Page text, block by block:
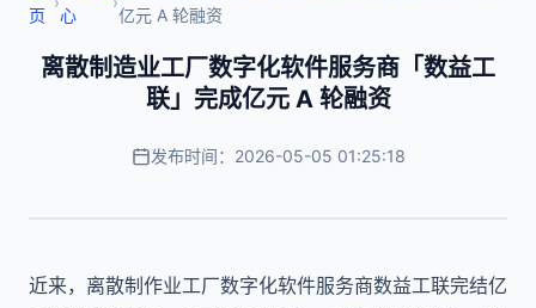
页
心
亿元 A 轮融资
离散制造业工厂数字化软件服务商「数益工
联」完成亿元 A 轮融资
发布时间：2026-05-05 01:25:18
近来，离散制作业工厂数字化软件服务商数益工联完结亿